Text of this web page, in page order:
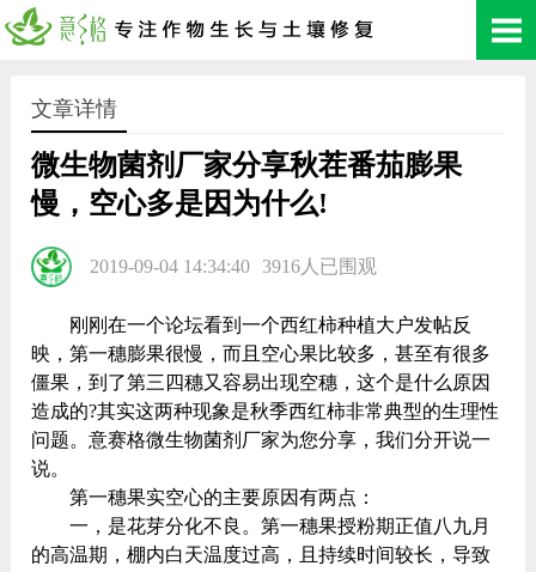
文章详情
微生物菌剂厂家分享秋茬番茄膨果
慢，空心多是因为什么!
2019-09-04 14:34:40 3916人已围观
刚刚在一个论坛看到一个西红柿种植大户发帖反
映，第一穗膨果很慢，而且空心果比较多，甚至有很多
僵果，到了第三四穗又容易出现空穗，这个是什么原因
造成的?其实这两种现象是秋季西红柿非常典型的生理性
问题。意赛格微生物菌剂厂家为您分享，我们分开说一
说。
第一穗果实空心的主要原因有两点：
一，是花芽分化不良。第一穗果授粉期正值八九月
的高温期，棚内白天温度过高，且持续时间较长，导致